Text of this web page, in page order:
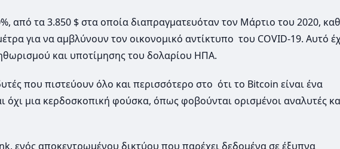
από τα 3.850 $ στα οποία διαπραγματευόταν τον Μάρτιο του 2020,
για να αμβλύνουν τον οικονομικό αντίκτυπο του COVID-19. Αυτό
και υποτίμησης του δολαρίου ΗΠΑ.
που πιστεύουν όλο και περισσότερο στο ότι το Bitcoin είναι ένα
όχι μια κερδοσκοπική φούσκα, όπως φοβούνται ορισμένοι αναλυτές
ενός αποκεντρωμένου δικτύου που παρέχει δεδομένα σε έξυπνα